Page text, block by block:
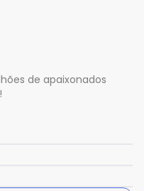
de apaixonados